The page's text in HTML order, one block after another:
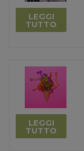
LEGGI
TUTTO
LEGGI
TUTTO